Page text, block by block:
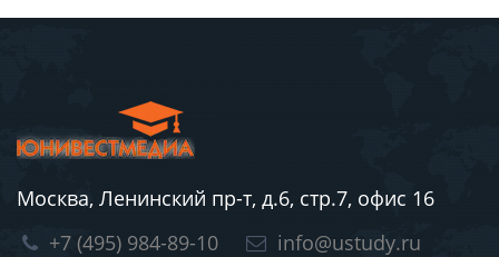
Москва, Ленинский пр-т, д.6, стр.7, офис 16
+7 (495) 984-89-10
info@ustudy.ru